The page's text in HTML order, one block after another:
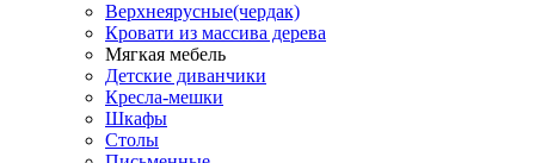
Верхнеярусные(чердак)
Кровати из массива дерева
Мягкая мебель
Детские диванчики
Кресла-мешки
Шкафы
Столы